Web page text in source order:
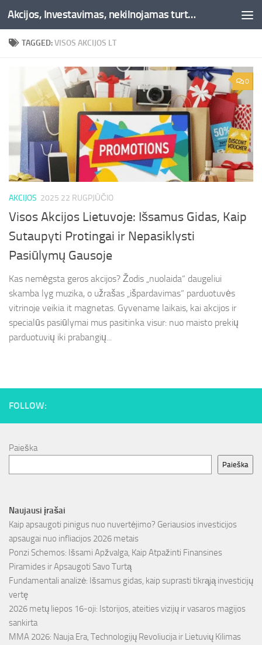
Skip to content Akcijos, Investavimas, nekilnojamas turtas, kriptovaliutos - Besociai.lt
TAGGED:VISOS AKCIJOS LT
0
AKCIJOS 2025 22 RUGPJŪČIO
Visos Akcijos Lietuvoje: Išsamus Gidas, Kaip
Sutaupyti Protingai ir Nepasiklysti
Pasiūlymų Gausoje
Kas nemėgsta geros akcijos? Žodis „nuolaida“ daugeliui
skamba lyg muzika, o užrašas „išpardavimas“ parduotuvės
vitrinoje veikia it magnetas. Gyvename laikais, kai akcijos ir
specialūs pasiūlymai mus pasitinka visur: nuo maisto prekių
parduotuvių iki prabangių...
FOLLOW:
Paieška
Paieška
Naujausi įrašai
Kaip apsaugoti pinigus nuo nuvertėjimo? Geriausios investicijos
apsaugai nuo infliacijos 2026 metais
Ponzi Schemos: Išsami Apžvalga, Kaip Atpažinti Finansines
Piramides ir Apsaugoti Savo Turtą
Fundamentali analizė: Išsamus gidas, kaip suprasti tikrąją investicijų
vertę
2026 metų liepos 16-oji: Istorijos, ateities vizijų ir vasaros magijos
sankirta
MMA 2026: Nauja Era, Technologijų Revoliucija ir Lietuvių Kilimas